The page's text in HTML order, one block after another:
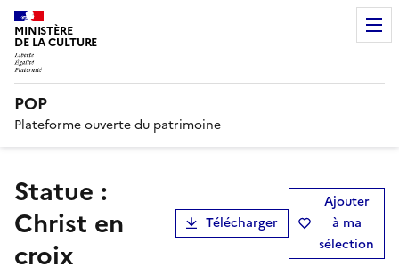
MINISTÈRE
DE LA CULTURE
POP
Plateforme ouverte du patrimoine
statue :
Christ en
croix
Télécharger
Ajouter
à ma
sélection